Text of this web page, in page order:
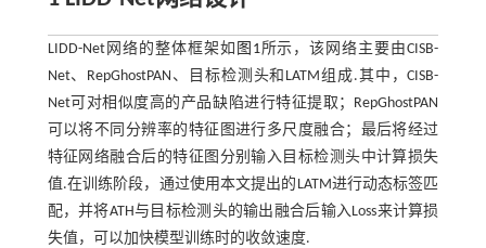
LIDD-Net网络的整体框架如 图1所示，该网络主要由CISB-
Net、RepGhostPAN、目标检测头和LATM组成.其中，CISB-
Net可对相似度高的产品缺陷进行特征提取；RepGhostPAN
可以将不同分辨率的特征图进行多尺度融合；最后将经过
特征网络融合后的特征图分别输入目标检测头中计算损失
值.在训练阶段，通过使用本文提出的LATM进行动态标签匹
配，并将ATH与目标检测头的输出融合后输入Loss来计算损
失值，可以加快模型训练时的收敛速度.